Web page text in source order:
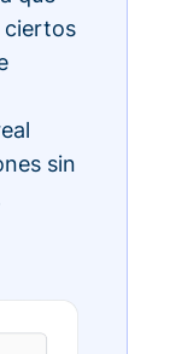
ciertos
sin